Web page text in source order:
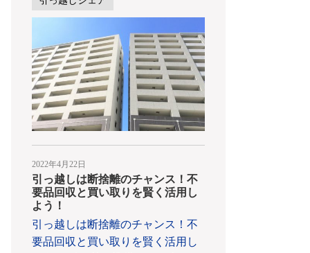
2022年4月22日
引っ越しは断捨離のチャンス！不
要品回収と買い取りを賢く活用し
よう！
引っ越しは断捨離のチャンス！不
要品回収と買い取りを賢く活用し